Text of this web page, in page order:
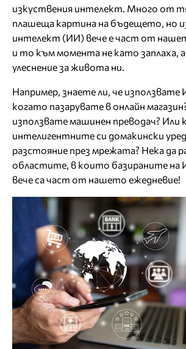
изкуствения интелект. Много от
плашеща картина на бъдещето, но
интелект (ИИ) вече е част от
и то към момента не като заплаха,
улеснение за живота ни.
Например, знаете ли, че използвате
когато пазарувате в онлайн
използвате машинен преводач?
интелигентните си домакински
разстояние през мрежата? Нека да
областите, в които базираните на
вече са част от нашето ежедневие!